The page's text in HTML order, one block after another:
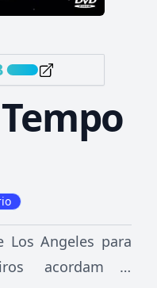
Angeles para
acordam e